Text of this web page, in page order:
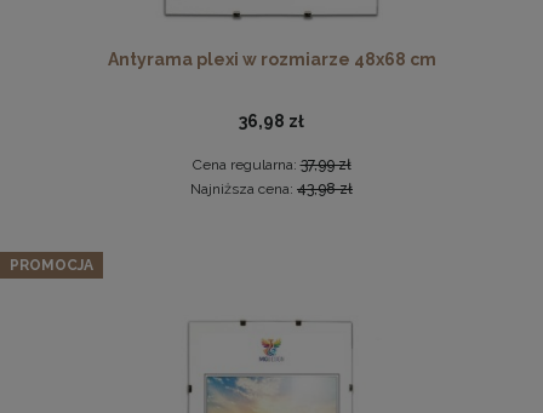
38,98 zł
Zestaw 5 szt. ramek na zdjęcia 40 x 40 cm żółtych, z
303,99 zł
Cena regularna:
Najniższa cena:
319,99 zł
Antyrama plexi w rozmiarze 48x68 cm
36,98 zł
Cena regularna:37,99 zł
Najniższa cena: 43,98 zł
PROMOCJA